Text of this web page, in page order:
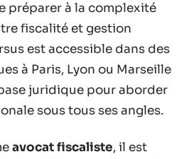
préparer à la complexité
fiscalité et gestion
est accessible dans des
à Paris, Lyon ou Marseille
juridique pour aborder
sous tous ses angles.
avocat fiscaliste, il est